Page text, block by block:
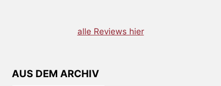
alle Reviews hier
AUS DEM ARCHIV